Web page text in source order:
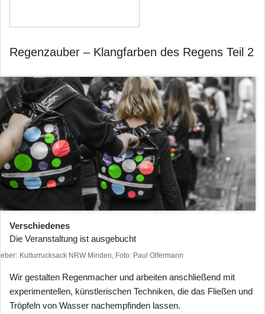
Regenzauber – Klangfarben des Regens Teil 2
Verschiedenes
Die Veranstaltung ist ausgebucht
Kulturrucksack NRW Minden, Foto: Paul Olfermann
Wir gestalten Regenmacher und arbeiten anschließend mit
experimentellen, künstlerischen Techniken, die das Fließen und
Tröpfeln von Wasser nachempfinden lassen.